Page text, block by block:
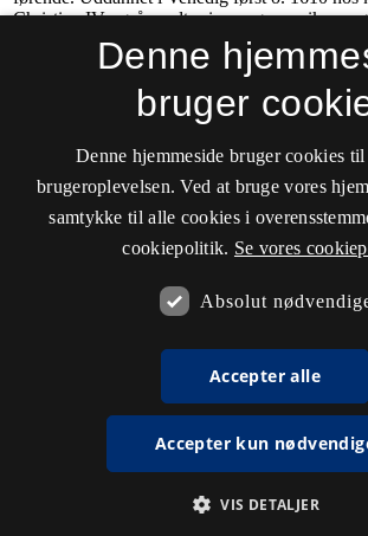
Denne
bruger
Denne hjemmeside bruger cookies
brugeroplevelsen. Ved at bruge vores
samtykke til alle cookies i
cookiepolitik. Se vores
Absolut
Accepter alle
Accepter kun
VIS DETALJER